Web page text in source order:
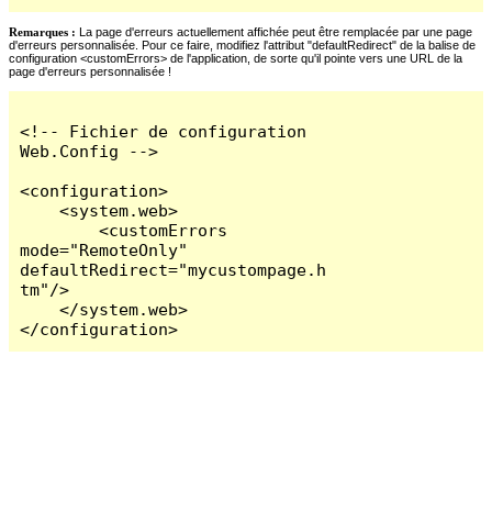
Remarques : La page d'erreurs actuellement affichée peut être remplacée par une page
d'erreurs personnalisée. Pour ce faire, modifiez l'attribut "defaultRedirect" de la balise de
configuration <customErrors> de l'application, de sorte qu'il pointe vers une URL de la
page d'erreurs personnalisée !
<!-- Fichier de configuration
Web.Config -->
<configuration>
    <system.web>
        <customErrors
mode="RemoteOnly"
defaultRedirect="mycustompage.h
tm"/>
    </system.web>
</configuration>